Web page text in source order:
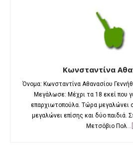
Κωνσταντίνα
Όνομα: Κωνσταντίνα Αθανασίου
Μεγάλωσε: Μέχρι τα 18 εκεί που
επαρχιωτοπούλα. Τώρα μεγαλώνει
μεγαλώνει επίσης και δύο παιδιά.
Μετσόβιο Πολ